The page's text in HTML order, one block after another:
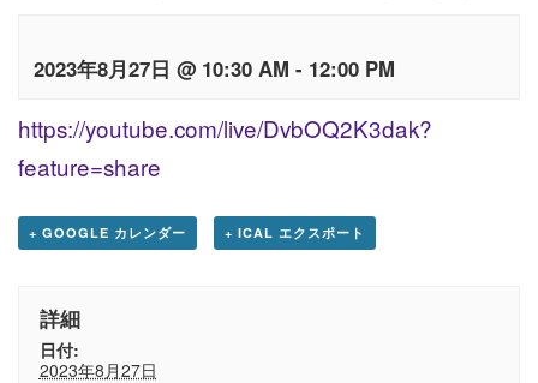
2023年8月27日 @ 10:30 AM - 12:00 PM
https://youtube.com/live/DvbOQ2K3dak?
feature=share
+ GOOGLE カレンダー + ICAL エクスポート
詳細
日付:
2023年8月27日